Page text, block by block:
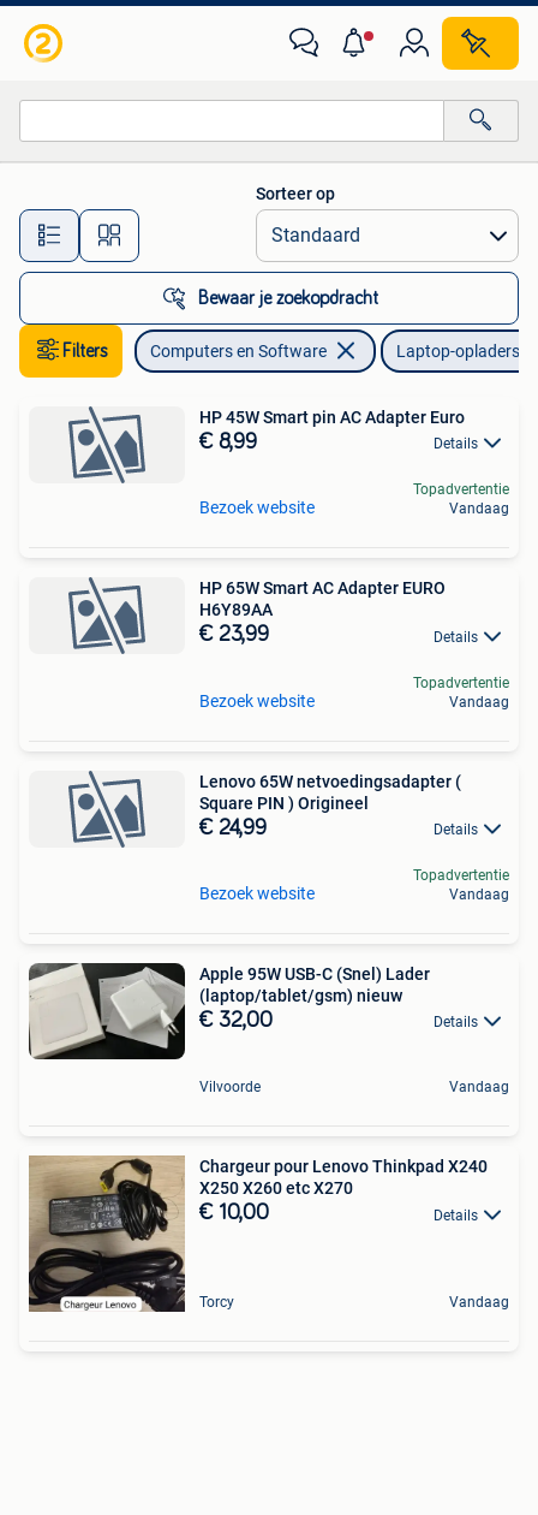
Alle afstanden…
Sorteer op
Bewaar je zoekopdracht
Filters Computers en Software Laptop-opladers
HP 45W Smart pin AC Adapter Euro
€ 8,99 Details
Bezoek website
Topadvertentie
Vandaag
HP 65W Smart AC Adapter EURO
H6Y89AA
€ 23,99 Details
Bezoek website
Topadvertentie
Vandaag
Lenovo 65W netvoedingsadapter (
Square PIN ) Origineel
€ 24,99 Details
Bezoek website
Topadvertentie
Vandaag
Apple 95W USB-C (Snel) Lader
(laptop/tablet/gsm) nieuw
€ 32,00 Details
Vilvoorde Vandaag
Chargeur pour Lenovo Thinkpad X240
X250 X260 etc X270
€ 10,00 Details
Torcy Vandaag